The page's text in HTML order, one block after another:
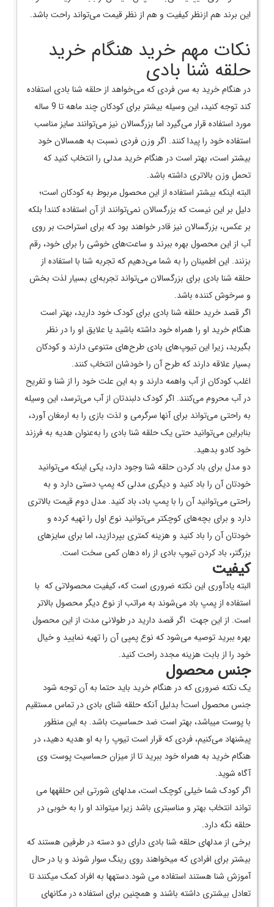
این برند هم ازنظر کیفیت و هم از نظر قیمت می­‌تواند راحت باشد.
نکات مهم خرید هنگام خرید
حلقه شنا بادی
در هنگام خرید به سن فردی که می­‌خواهد از حلقه شنا بادی استفاده
کند توجه کنید، این وسیله بیشتر برای کودکان چند ماهه تا 9 ساله
مورد استفاده قرار می­‌گیرد اما بزرگسالان نیز می‌­توانند سایز مناسب
استفاده خود را پیدا کنند. اگر وزن فردی نسبت به همسالان خود
بیشتر است، بهتر است در هنگام خرید مدلی را انتخاب کنید که
تحمل وزن بالاتری داشته باشد.
البته اینکه بیشتر استفاده از این محصول مربوط به کودکان است؛
دلیل بر این نیست که بزرگسالان نمی‌توانند از آن استفاده کنند! بلکه
بر عکس، بزرگسالان نیز قادر خواهند بود که برای استراحت بر روی
آب از این محصول بهره ببرند و ساعت‌های خوشی را برای خود، رقم
بزنند. این اطمینان را به شما می‌دهیم که تجربه شنا با استفاده از
حلقه شنا بادی برای بزرگسالان می‌تواند تجربه‌ای بسیار لذت بخش
و سرخوش کننده باشد.
اگر قصد خرید حلقه شنا بادی برای کودک خود دارید، بهتر است
هنگام خرید او را همراه خود داشته باشید یا علایق او را در نظر
بگیرید، زیرا این تیوپ‌­های بادی طرح‌­های متنوعی دارند و کودکان
بسیار علاقه دارند که طرح آن را خودشان انتخاب کنند.
اغلب کودکان از آب واهمه دارند و به این علت خود را از شنا و تفریح
در آب محروم می‌کنند. اگر کودک دلبندتان از آب می‌­ترسد، این وسیله
به راحتی می‌­تواند برای آنها سرگرمی و لذت بازی را به ارمغان آورد،
بنابراین می­‌توانید حتی یک حلقه شنا بادی را به‌عنوان هدیه به فرزند
خود کادو بدهید.
دو مدل برای باد کردن حلقه شنا وجود دارد، یکی اینکه می­‌توانید
خودتان آن را باد کنید و دیگری مدلی که پمپ دستی دارد و به
راحتی می­‌توانید آن را با پمپ باد، باد کنید. مدل دوم قیمت بالاتری
دارد و برای بچه­‌های کوچکتر می­‌توانید نوع اول را تهیه کرده و
خودتان آن را باد کنید و هزینه کمتری بپردازید، اما برای سایزهای
بزرگتر، باد کردن تیوپ بادی از راه دهان کمی سخت است.
کیفیت
البته یادآوری این نکته ضروری‌ است که، کیفیت محصولاتی که با
استفاده از پمپ باد می‌شوند به مراتب از نوع دیگر محصول بالاتر
است. از این جهت اگر قصد دارید در طولانی مدت از این محصول
بهره ببرید توصیه می‌شود که نوع پمپی آن را تهیه نمایید و خیال
خود را از بابت هزینه مجدد راحت کنید.
جنس محصول
یک نکته ضروری که در هنگام خرید باید حتما به آن توجه شود
جنس محصول است! بدلیل آنکه حلقه شنای بادی در تماس مستقیم
با پوست می­باشد، بهتر است ضد حساسیت باشد. به این منظور
پیشنهاد می‌کنیم، فردی که قرار است تیوپ را به او هدیه دهید، در
هنگام خرید به همراه خود ببرید تا از میزان حساسیت پوست وی
آگاه شوید.
اگر کودک شما خیلی کوچک است، مدل­های شورتی این حلقه­ها می
تواند انتخاب بهتر و مناسب­تری باشد زیرا می­تواند او را به خوبی در
حلقه نگه دارد.
برخی از مدل­های حلقه شنا بادی دارای دو دسته در طرفین هستند که
بیشتر برای افرادی که می­خواهند روی رینگ سوار شوند و یا در حال
آموزش شنا هستند استفاده می شود.دسته­ها به افراد کمک می­کنند تا
تعادل بیشتری داشته باشند و همچنین برای استفاده در مکان­های